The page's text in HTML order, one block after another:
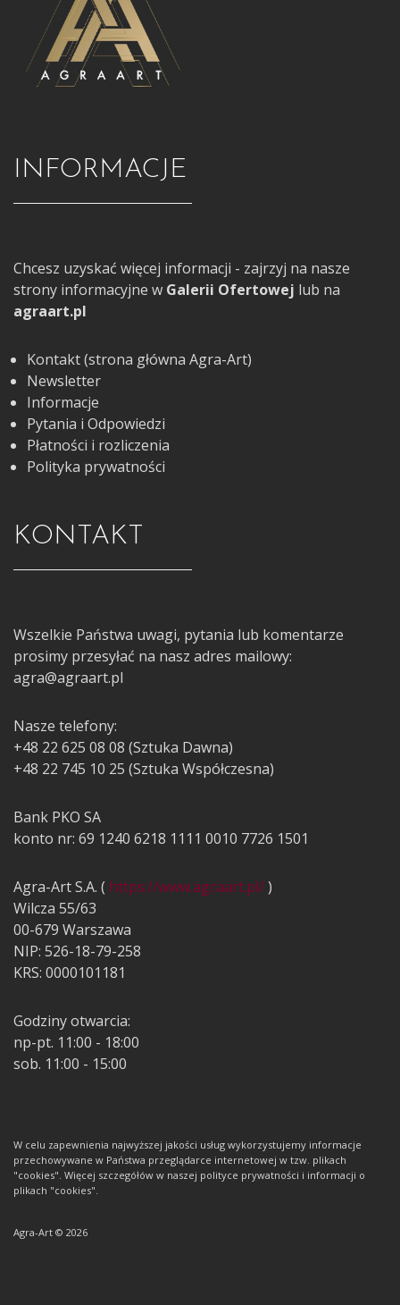
INFORMACJE
Chcesz uzyskać więcej informacji - zajrzyj na nasze
strony informacyjne w Galerii Ofertowej lub na
agraart.pl
Kontakt (strona główna Agra-Art)
Newsletter
Informacje
Pytania i Odpowiedzi
Płatności i rozliczenia
Polityka prywatności
KONTAKT
Wszelkie Państwa uwagi, pytania lub komentarze
prosimy przesyłać na nasz adres mailowy:
agra@agraart.pl
Nasze telefony:
+48 22 625 08 08 (Sztuka Dawna)
+48 22 745 10 25 (Sztuka Współczesna)
Bank PKO SA
konto nr: 69 1240 6218 1111 0010 7726 1501
Agra-Art S.A. ( https://www.agraart.pl/)
Wilcza 55/63
00-679 Warszawa
NIP: 526-18-79-258
KRS: 0000101181
Godziny otwarcia:
np-pt. 11:00 - 18:00
sob. 11:00 - 15:00
W celu zapewnienia najwyższej jakości usług wykorzystujemy informacje
przechowywane w Państwa przeglądarce internetowej w tzw. plikach
"cookies". Więcej szczegółów w naszej polityce prywatności i informacji o
plikach "cookies".
Agra-Art © 2026